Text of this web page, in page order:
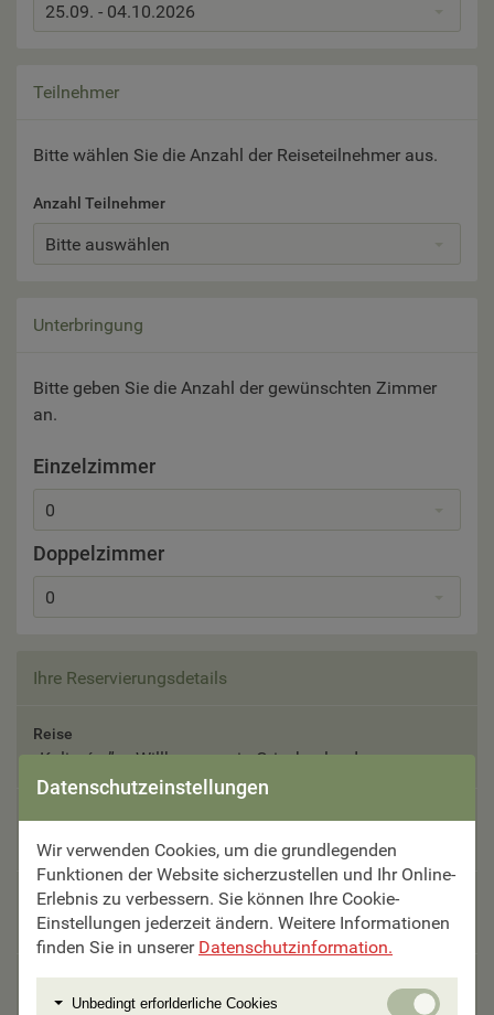
25.09. - 04.10.2026
Teilnehmer
Bitte wählen Sie die Anzahl der Reiseteilnehmer aus.
Anzahl Teilnehmer
Bitte auswählen
Unterbringung
Bitte geben Sie die Anzahl der gewünschten Zimmer
an.
Einzelzimmer
0
Doppelzimmer
0
Ihre Reservierungsdetails
Reise
„Kaliméra” – Willkommen in Griechenland
25.09. - 04.10.2026
Teilnehmer
Bitte auswählen
Unterbringung
Bitte auswählen
Datenschutzeinstellungen
Wir verwenden Cookies, um die grundlegenden
Funktionen der Website sicherzustellen und Ihr Online-
Erlebnis zu verbessern. Sie können Ihre Cookie-
Einstellungen jederzeit ändern. Weitere Informationen
finden Sie in unserer Datenschutzinformation.
Unbedingt erforlderliche Cookies